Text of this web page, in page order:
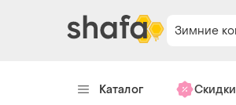
Каталог Скидки